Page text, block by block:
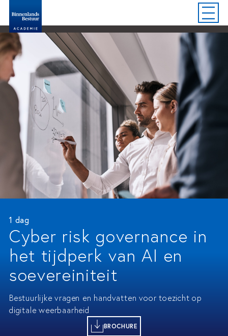
1 dag
Cyber risk governance in
het tijdperk van AI en
soevereiniteit
Bestuurlijke vragen en handvatten voor toezicht op
digitale weerbaarheid
BROCHURE